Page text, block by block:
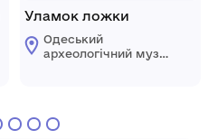
Уламок ложки
Одеський
археологічний музей